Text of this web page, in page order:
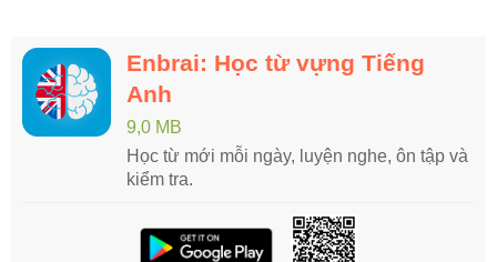
Enbrai: Học từ vựng Tiếng
Anh
9,0 MB
Học từ mới mỗi ngày, luyện nghe, ôn tập và
kiểm tra.